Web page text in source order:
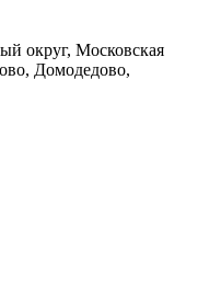
округ, Московская
Домодедово,